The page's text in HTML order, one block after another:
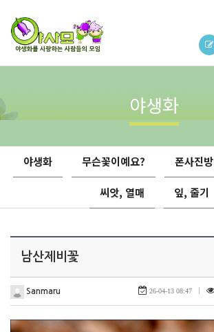
야생화
야생화 무슨꽃이예요? 폰사진방
씨앗, 열매 잎, 줄기
남산제비꽃
Sanmaru 26-04-13 08:47